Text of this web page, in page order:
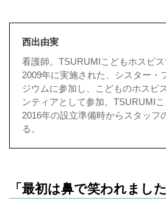
西出由実
看護師。TSURUMIこどもホスピス
2009年に実施された、シスター・
ジウムに参加し、こどものホスピ
ンティアとして参加。TSURUMI
2016年の設立準備時からスタッフ
る。
「最初は鼻で笑われました